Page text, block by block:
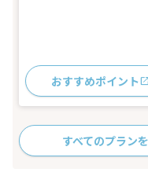
おすすめポイント
すべてのプラン